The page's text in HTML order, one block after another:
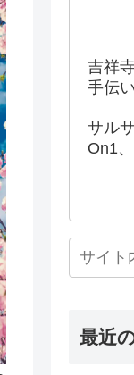
吉祥
手伝
サル
On1
最近